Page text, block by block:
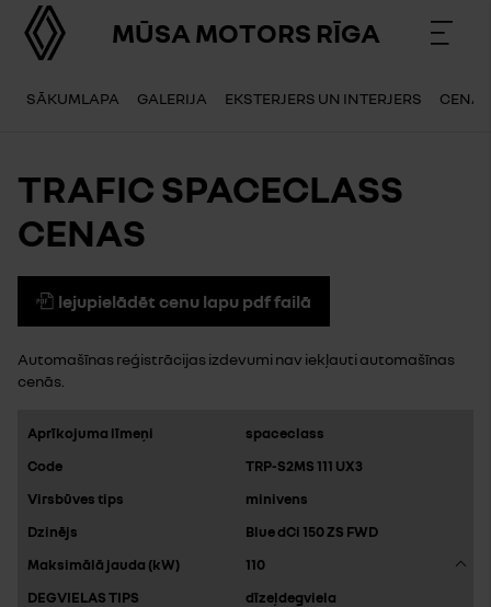
MŪSA MOTORS RĪGA
SĀKUMLAPA GALERIJA EKSTERJERS UN INTERJERS CENAS
TRAFIC SPACECLASS
CENAS
lejupielādēt cenu lapu pdf failā
Automašīnas reģistrācijas izdevumi nav iekļauti automašīnas
cenās.
spaceclass
TRP-S2MS 111 UX3
minivens
Blue dCi 150 ZS FWD
110
dīzeļdegviela